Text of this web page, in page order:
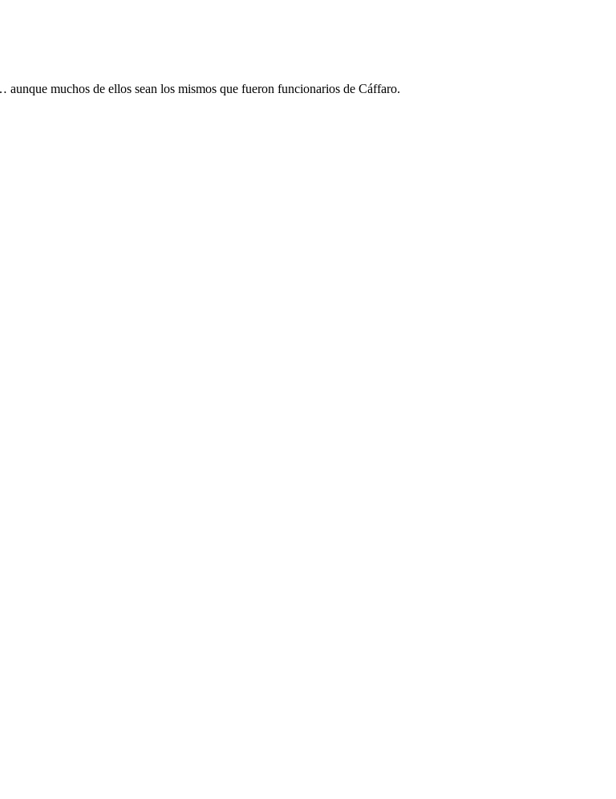
muchos de ellos sean los mismos que fueron funcionarios de Cáffaro.